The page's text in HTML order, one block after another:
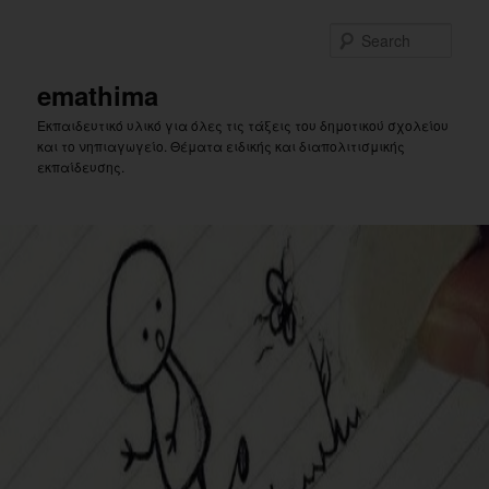
emathima
Εκπαιδευτικό υλικό για όλες τις τάξεις του δημοτικού σχολείου
και το νηπιαγωγείο. Θέματα ειδικής και διαπολιτισμικής
εκπαίδευσης.